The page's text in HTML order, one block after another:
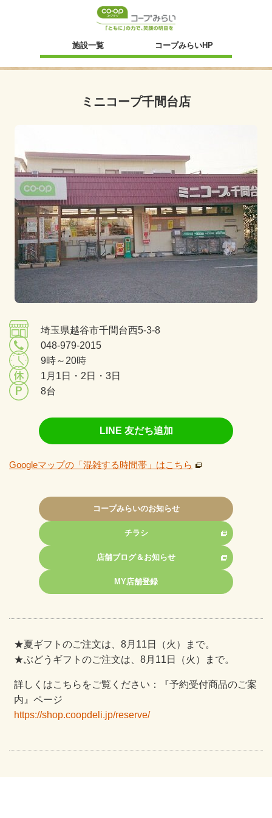
施設一覧 コープみらいHP新規ウィンドウ
ミニコープ千間台店
埼玉県越谷市千間台西5-3-8
048-979-2015
9時～20時
1月1日・2日・3日
8台
LINE 友だち追加
Googleマップの「混雑する時間帯」はこちら
コープみらいのお知らせ
チラシ
店舗ブログ＆お知らせ
MY店舗登録
★夏ギフトのご注文は、8月11日（火）まで。
★ぶどうギフトのご注文は、8月11日（火）まで。
詳しくはこちらをご覧ください：『予約受付商品のご案
内』ページ
https://shop.coopdeli.jp/reserve/